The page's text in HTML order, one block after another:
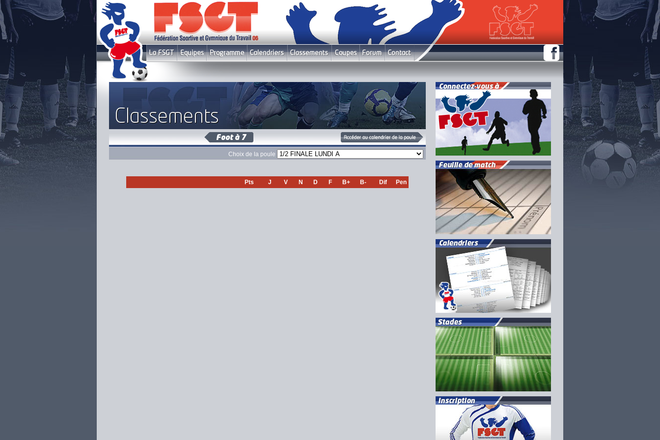
Choix de la poule
Pts J V N D F B+ B- Dif Pen